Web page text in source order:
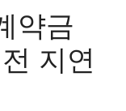
약금
지연